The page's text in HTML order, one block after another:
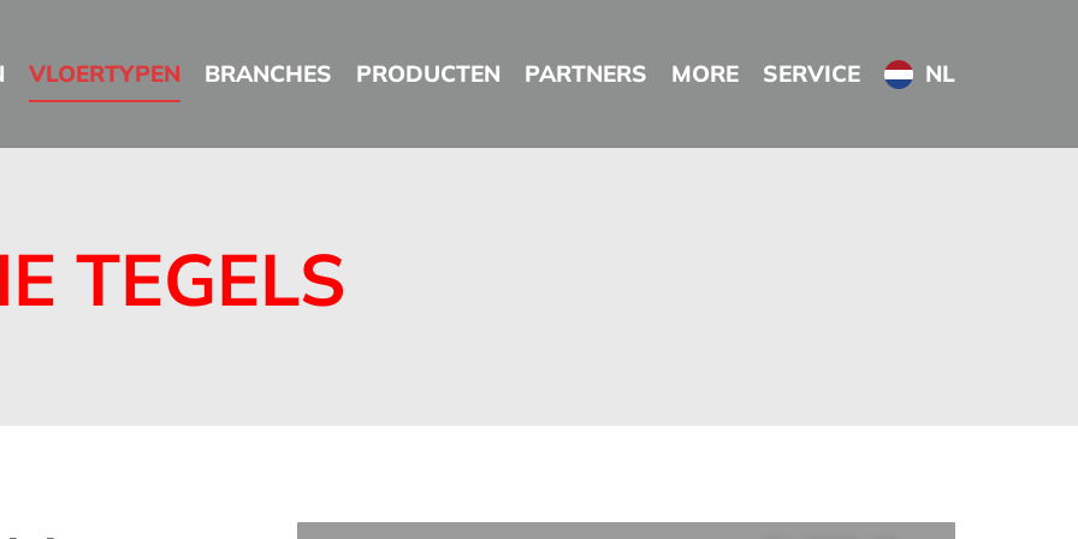
VLOERTYPEN BRANCHES PRODUCTEN PARTNERS MORE SERVICE NL
TEGELS